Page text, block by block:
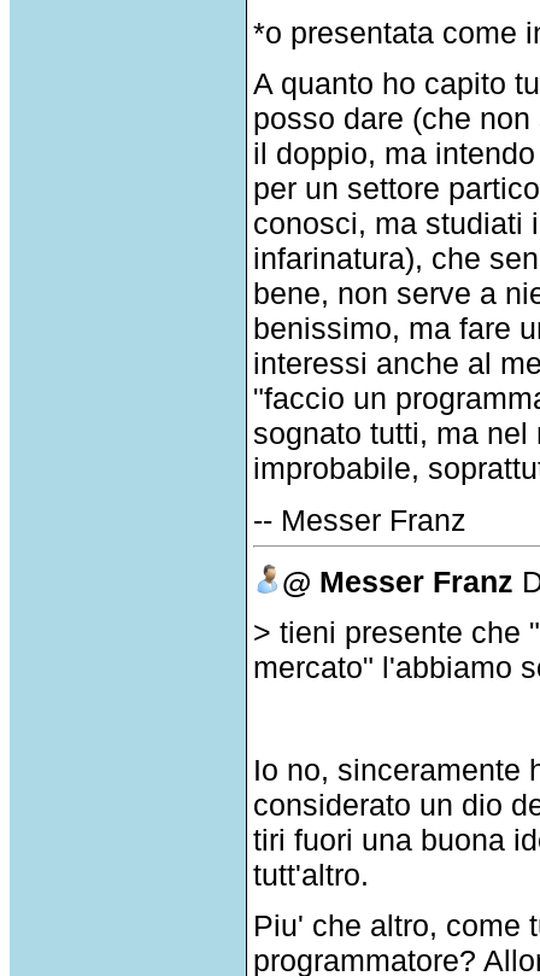
*o presentata come
A quanto ho capito
posso dare (che
il doppio, ma
per un settore
conosci, ma studiati
infarinatura), che
bene, non serve a
benissimo, ma fare
interessi anche al
"faccio un
sognato tutti, ma
improbabile,
-- Messer Franz
@ Messer Franz
> tieni presente che
mercato" l'abbiamo
Io no, sinceramente
considerato un dio
tiri fuori una buona
tutt'altro.
Piu' che altro, come
programmatore?